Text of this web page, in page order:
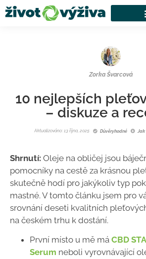
Zorka Švarcová
10 nejlepších
– diskuze a
Aktualizováno: 13 října, 2025 Důvěryhodné Jak
Shrnutí: Oleje na obličej jsou
pomocníky na cestě za krásnou
skutečně hodí pro jakýkoliv typ
mastné. V tomto článku jsem pro
srovnání deseti kvalitních
na českém trhu k dostání.
První místo u mě má CBD
Serum neboli vyrovnávající